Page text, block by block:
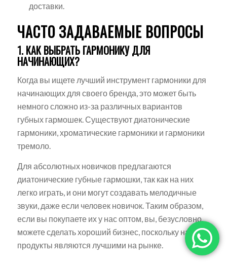
доставки.
ЧАСТО ЗАДАВАЕМЫЕ ВОПРОСЫ
1. КАК ВЫБРАТЬ ГАРМОНИКУ ДЛЯ
НАЧИНАЮЩИХ?
Когда вы ищете лучший инструмент гармоники для
начинающих для своего бренда, это может быть
немного сложно из-за различных вариантов
губных гармошек. Существуют диатонические
гармоники, хроматические гармоники и гармоники
тремоло.
Для абсолютных новичков предлагаются
диатонические губные гармошки, так как на них
легко играть, и они могут создавать мелодичные
звуки, даже если человек новичок. Таким образом,
если вы покупаете их у нас оптом, вы, безусловно,
можете сделать хороший бизнес, поскольку наши
продукты являются лучшими на рынке.